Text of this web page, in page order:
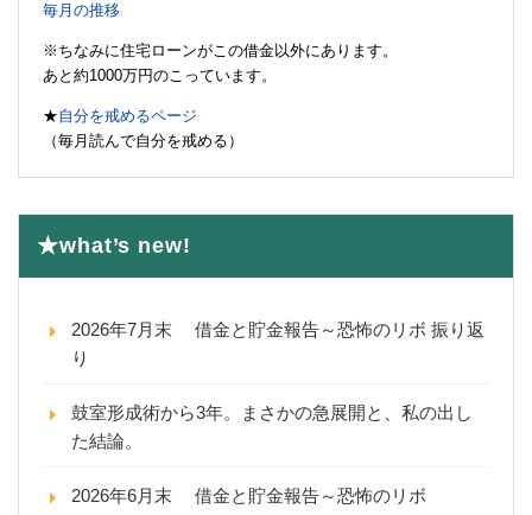
毎月の推移
※ちなみに住宅ローンがこの借金以外にあります。
あと約1000万円のこっています。
★自分を戒めるページ
（毎月読んで自分を戒める）
★what’s new!
2026年7月末 借金と貯金報告～恐怖のリボ 振り返
り
鼓室形成術から3年。まさかの急展開と、私の出し
た結論。
2026年6月末 借金と貯金報告～恐怖のリボ